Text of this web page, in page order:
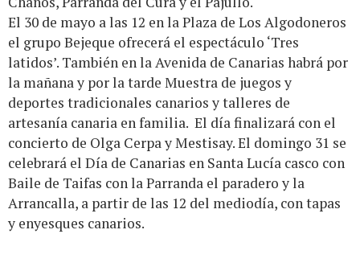
El 30 de mayo a las 12 en la Plaza de Los Algodoneros
el grupo Bejeque ofrecerá el espectáculo ‘Tres
latidos’. También en la Avenida de Canarias habrá por
la mañana y por la tarde Muestra de juegos y
deportes tradicionales canarios y talleres de
artesanía canaria en familia. El día finalizará con el
concierto de Olga Cerpa y Mestisay. El domingo 31 se
celebrará el Día de Canarias en Santa Lucía casco con
Baile de Taifas con la Parranda el paradero y la
Arrancalla, a partir de las 12 del mediodía, con tapas
y enyesques canarios.